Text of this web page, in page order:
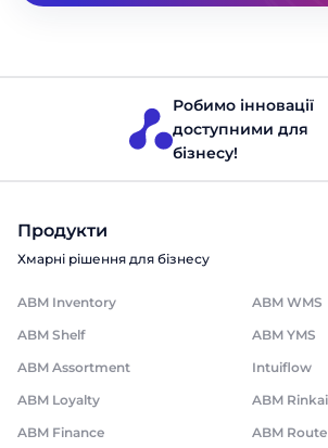
Робимо інновації
доступними для
бізнесу!
Продукти
Хмарні рішення для бізнесу
ABM Inventory
ABM WMS
ABM Shelf
ABM YMS
ABM Assortment
Intuiflow
ABM Loyalty
ABM
ABM Finance
ABM